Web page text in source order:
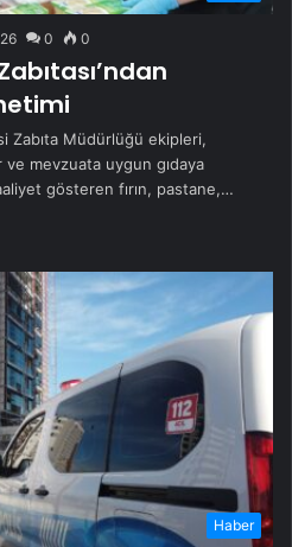
0 0
Zabıta Müdürlüğü ekipleri,
ve mevzuata uygun gıdaya
gösteren fırın, pastane,…
Haber